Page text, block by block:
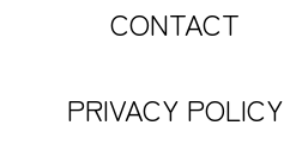
CONTACT
PRIVACY POLICY